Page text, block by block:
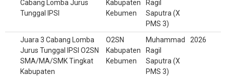
Cabang Lomba Jurus
Tunggal IPSI
Kabupaten
Kebumen
Ragil
Saputra (X
PMS 3)
Juara 3 Cabang Lomba
Jurus Tunggal IPSI O2SN
SMA/MA/SMK Tingkat
Kabupaten
O2SN
Kabupaten
Kebumen
Muhammad
Ragil
Saputra (X
PMS 3)
2026